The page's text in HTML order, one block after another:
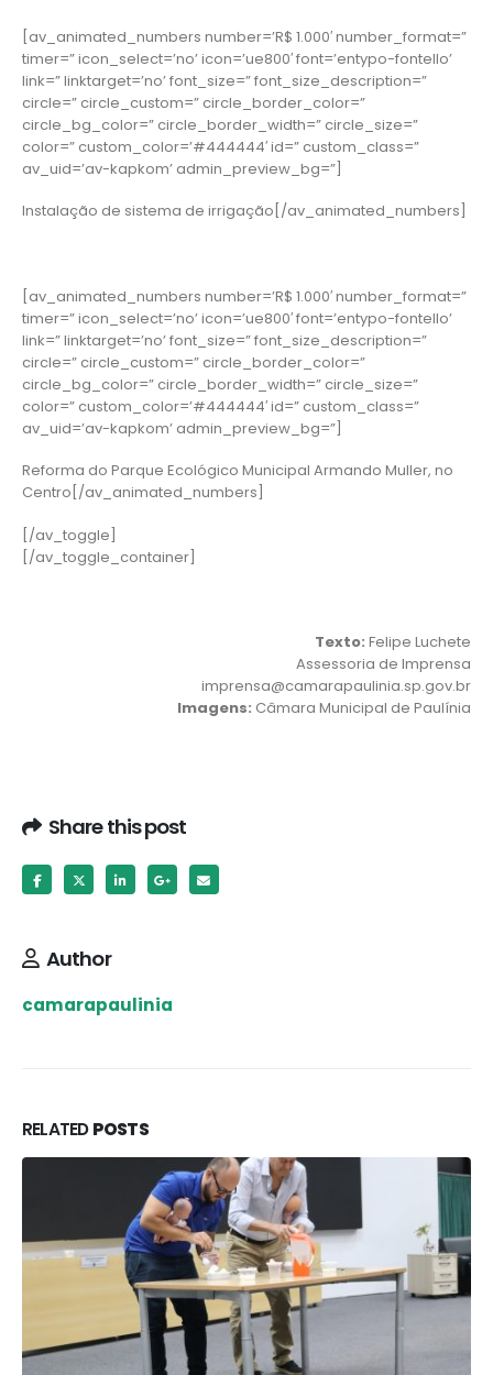
[av_animated_numbers number=’R$ 1.000′ number_format=”
timer=” icon_select=’no’ icon=’ue800′ font=’entypo-fontello’
link=” linktarget=’no’ font_size=” font_size_description=”
circle=” circle_custom=” circle_border_color=”
circle_bg_color=” circle_border_width=” circle_size=”
color=” custom_color=’#444444′ id=” custom_class=”
av_uid=’av-kapkom’ admin_preview_bg=”]
Instalação de sistema de irrigação[/av_animated_numbers]
[av_animated_numbers number=’R$ 1.000′ number_format=”
timer=” icon_select=’no’ icon=’ue800′ font=’entypo-fontello’
link=” linktarget=’no’ font_size=” font_size_description=”
circle=” circle_custom=” circle_border_color=”
circle_bg_color=” circle_border_width=” circle_size=”
color=” custom_color=’#444444′ id=” custom_class=”
av_uid=’av-kapkom’ admin_preview_bg=”]
Reforma do Parque Ecológico Municipal Armando Muller, no
Centro[/av_animated_numbers]
[/av_toggle]
[/av_toggle_container]
Texto: Felipe Luchete
Assessoria de Imprensa
imprensa@camarapaulinia.sp.gov.br
Imagens: Câmara Municipal de Paulínia
Share this post
Author
camarapaulinia
RELATEDPOSTS